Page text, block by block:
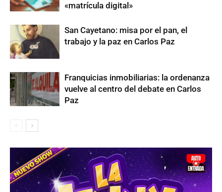
«matrícula digital»
San Cayetano: misa por el pan, el
trabajo y la paz en Carlos Paz
Franquicias inmobiliarias: la ordenanza
vuelve al centro del debate en Carlos
Paz